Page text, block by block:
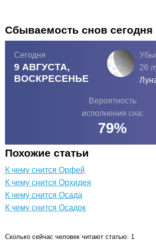
Сбываемость снов сегодня
Сегодня
9 АВГУСТА,
ВОСКРЕСЕНЬЕ
26
Вероятность
исполнения сна:
79%
Похожие статьи
К чему снится Орфей
К чему снится Орхидея
К чему снится Осада
К чему снится Осадок
Сколько сейчас человек читают статью: 1